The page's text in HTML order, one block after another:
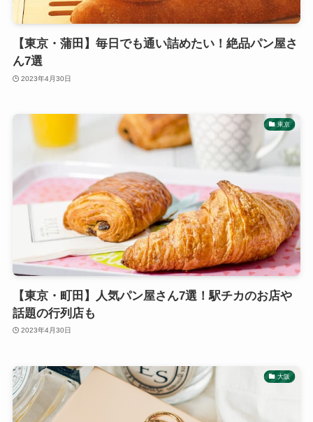
【東京・蒲田】毎日でも通い詰めたい！絶品パン屋さ
ん7選
2023年4月30日
東京
【東京・町田】人気パン屋さん7選！駅チカのお店や
話題の行列店も
2023年4月30日
大阪